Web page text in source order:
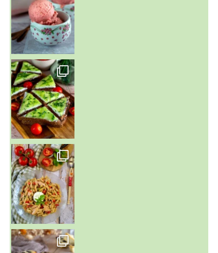
~ SALADE DE PÂTES AUX DEUX TOMATES THON ET BURRA
~ FINANCIERS MYRTILLES ET CITRON ~
Aujourd'hu